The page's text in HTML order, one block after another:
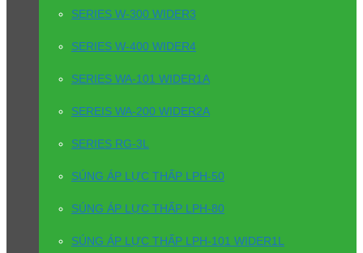
SERIES W-300 WIDER3
SERIES W-400 WIDER4
SERIES WA-101 WIDER1A
SEREIS WA-200 WIDER2A
SERIES RG-3L
SÚNG ÁP LỰC THẤP LPH-50
SÚNG ÁP LỰC THẤP LPH-80
SÚNG ÁP LỰC THẤP LPH-101 WIDER1L